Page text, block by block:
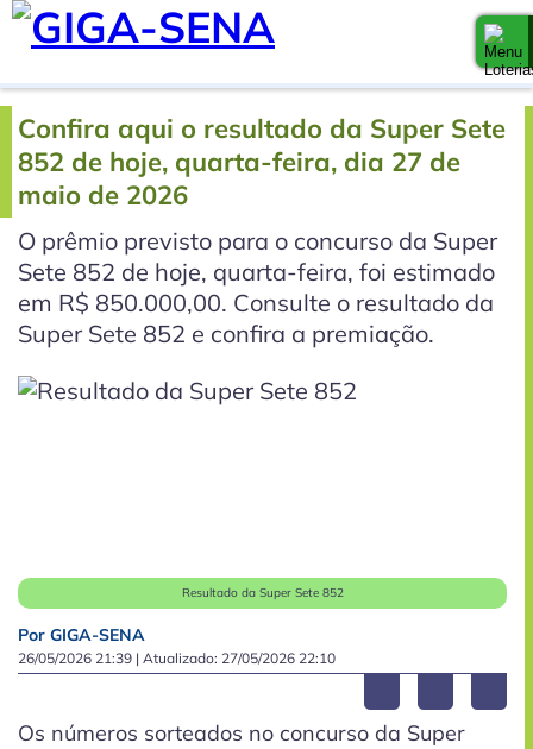
Confira aqui o resultado da Super Sete
852 de hoje, quarta-feira, dia 27 de
maio de 2026
O prêmio previsto para o concurso da Super
Sete 852 de hoje, quarta-feira, foi estimado
em R$ 850.000,00. Consulte o resultado da
Super Sete 852 e confira a premiação.
Resultado da Super Sete 852
Por GIGA-SENA
26/05/2026 21:39 | Atualizado: 27/05/2026 22:10
Os números sorteados no concurso da Super